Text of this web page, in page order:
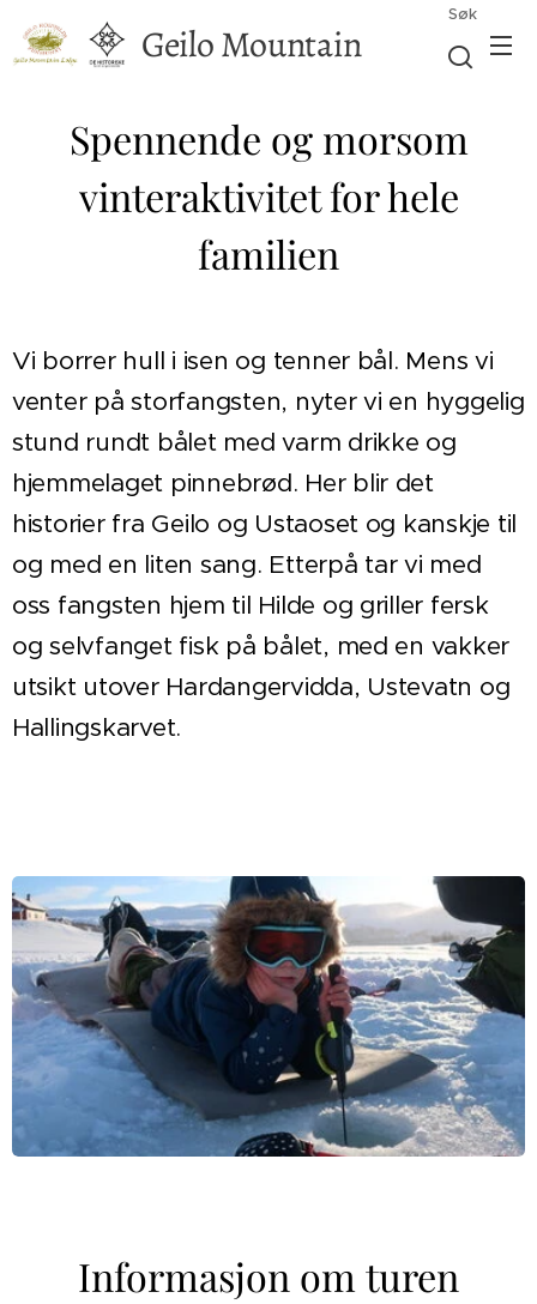
Geilo Mountain
Søk
Spennende og morsom
vinteraktivitet for hele
familien
Vi borrer hull i isen og tenner bål. Mens vi
venter på storfangsten, nyter vi en hyggelig
stund rundt bålet med varm drikke og
hjemmelaget pinnebrød. Her blir det
historier fra Geilo og Ustaoset og kanskje til
og med en liten sang. Etterpå tar vi med
oss fangsten hjem til Hilde og griller fersk
og selvfanget fisk på bålet, med en vakker
utsikt utover Hardangervidda, Ustevatn og
Hallingskarvet.
Informasjon om turen